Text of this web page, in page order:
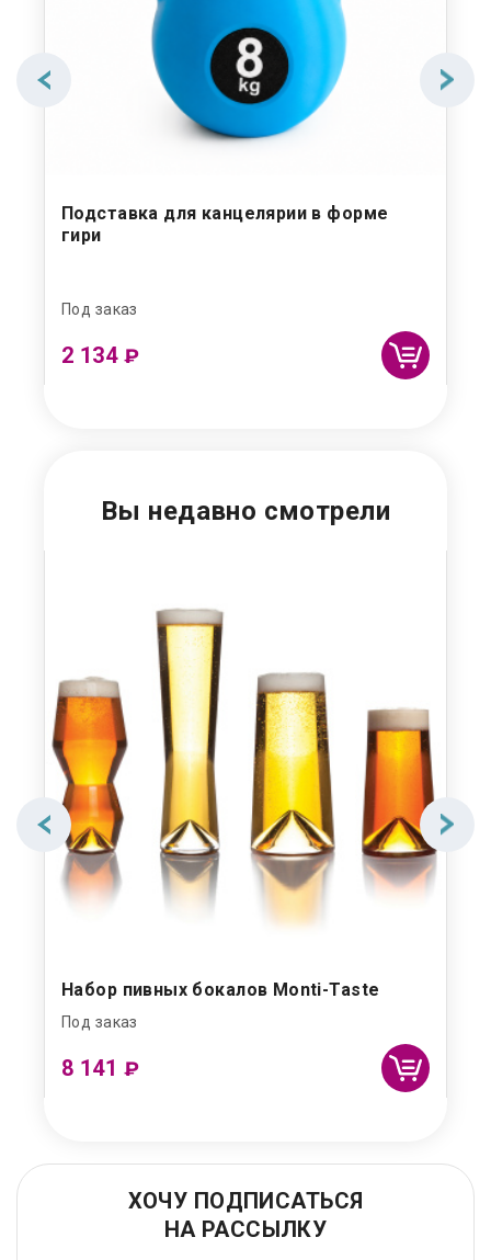
Подставка для канцелярии в форме
гири
Под заказ
2 134 ₽
Вы недавно смотрели
Набор пивных бокалов Monti-Taste
Под заказ
8 141 ₽
ХОЧУ ПОДПИСАТЬСЯ
НА РАССЫЛКУ